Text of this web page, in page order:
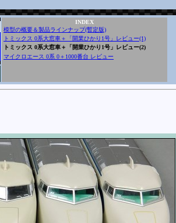
INDEX
模型の概要＆製品ラインナップ(暫定版)
トミックス 0系大窓車＋「開業ひかり1号」レビュー(1)
トミックス 0系大窓車＋「開業ひかり1号」レビュー(2)
マイクロエース 0系 0＋1000番台 レビュー